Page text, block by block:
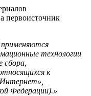
первоисточник
технологии
сбора,
к
Федерации).»